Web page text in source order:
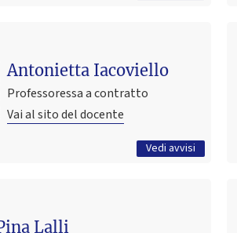
Antonietta Iacoviello
Professoressa a contratto
Vai al sito del docente
Vedi avvisi
95417 Exam Results - 16 June 2026
Tutti gli avvisi
Lalli
La tesi di laurea e di laurea magistrale